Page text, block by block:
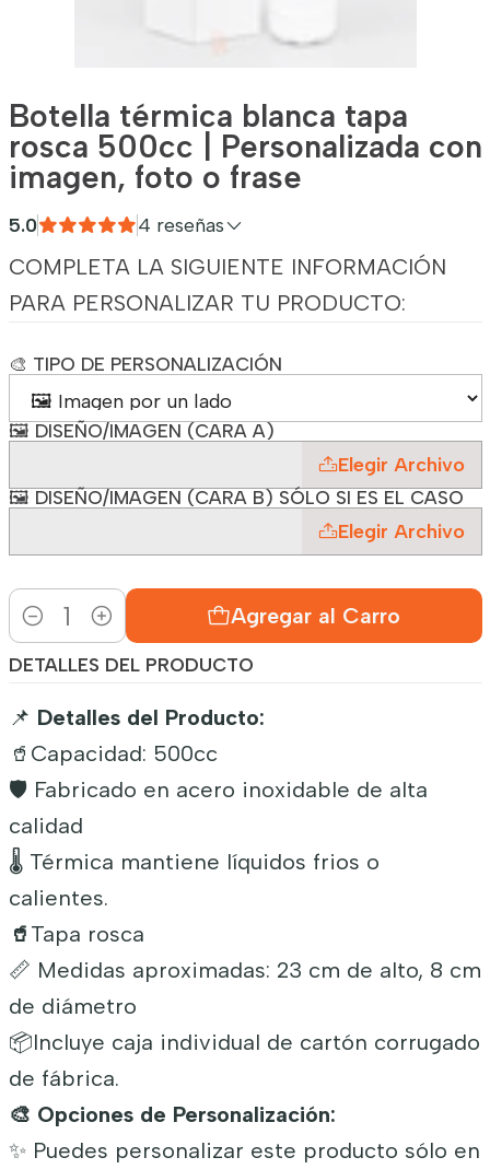
Botella térmica blanca tapa
rosca 500cc | Personalizada con
imagen, foto o frase
5.0 4 reseñas
COMPLETA LA SIGUIENTE INFORMACIÓN
PARA PERSONALIZAR TU PRODUCTO:
🎨 TIPO DE PERSONALIZACIÓN
🖼️ DISEÑO/IMAGEN (CARA A)
Elegir Archivo
🖼️ DISEÑO/IMAGEN (CARA B) SÓLO SI ES EL CASO
Elegir Archivo
Cantidad
Agregar al Carro
DETALLES DEL PRODUCTO
📌 Detalles del Producto:
🥤Capacidad: 500cc
🛡️ Fabricado en acero inoxidable de alta
calidad
🌡️ Térmica mantiene líquidos frios o
calientes.
🥤 Tapa rosca
📏 Medidas aproximadas: 23 cm de alto, 8 cm
de diámetro
📦Incluye caja individual de cartón corrugado
de fábrica.
🎨 Opciones de Personalización:
✨ Puedes personalizar este producto sólo en